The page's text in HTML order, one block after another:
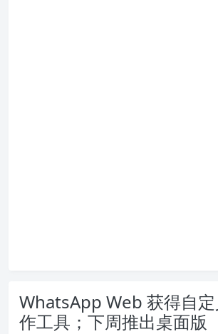
WhatsApp Web 获得自
作工具；下周推出桌面版